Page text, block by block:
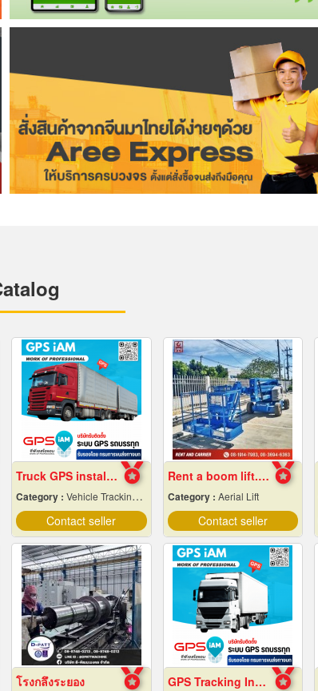
Truck GPS installation.
Category : Vehicle Tracking System
Contact seller
Rent a boom lift. Cheap price.
Category : Aerial Lift
Contact seller
โรงกลึงระยอง GPS Tracking Installation for Trucks.